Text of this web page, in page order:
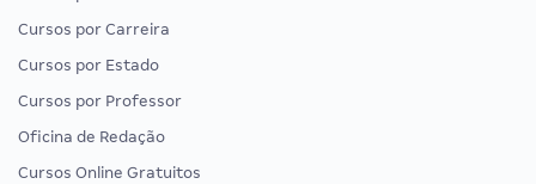
Cursos por Carreira
Cursos por Estado
Cursos por Professor
Oficina de Redação
Cursos Online Gratuitos